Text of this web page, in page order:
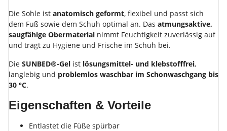
Die Sohle ist anatomisch geformt, flexibel und passt sich
dem Fuß sowie dem Schuh optimal an. Das atmungsaktive,
saugfähige Obermaterial nimmt Feuchtigkeit zuverlässig auf
und trägt zu Hygiene und Frische im Schuh bei.
Die SUNBED®-Gel ist lösungsmittel- und klebstofffrei,
langlebig und problemlos waschbar im Schonwaschgang bis
30 °C.
Eigenschaften & Vorteile
Entlastet die Füße spürbar